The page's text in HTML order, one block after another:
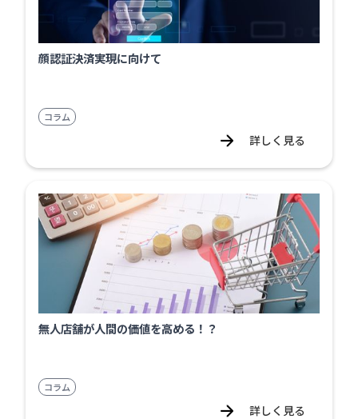
顔認証決済実現に向けて
コラム
詳しく見る
無人店舗が人間の価値を高める！？
コラム
詳しく見る